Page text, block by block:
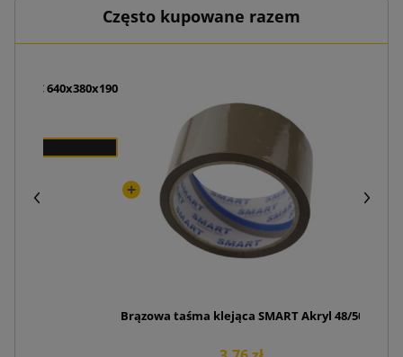
Często kupowane razem
BC 640x380x190
Brązowa taśma klejąca SMART Akryl 48/50